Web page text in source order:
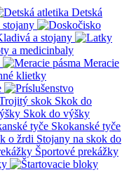
Detská
a stojany
a medicinbaly
Meracie
klietky
Skok do
Skok do výšky
Skokanské tyče
Stojany na skok do
Športové prekážky